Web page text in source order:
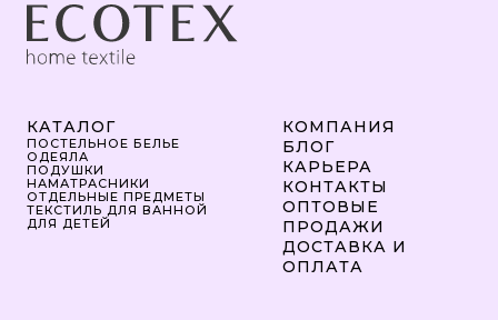
КАТАЛОГ
ПОСТЕЛЬНОЕ БЕЛЬЕ
ОДЕЯЛА
ПОДУШКИ
НАМАТРАСНИКИ
ОТДЕЛЬНЫЕ ПРЕДМЕТЫ
ТЕКСТИЛЬ ДЛЯ ВАННОЙ
ДЛЯ ДЕТЕЙ
КОМПАНИЯ
БЛОГ
КАРЬЕРА
КОНТАКТЫ
ОПТОВЫЕ
ПРОДАЖИ
ДОСТАВКА И
ОПЛАТА